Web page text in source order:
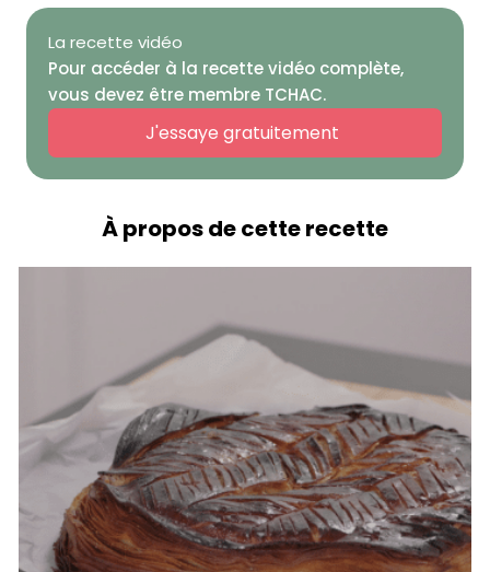
La recette vidéo
Pour accéder à la recette vidéo complète,
vous devez être membre TCHAC.
J'essaye gratuitement
À propos de cette recette